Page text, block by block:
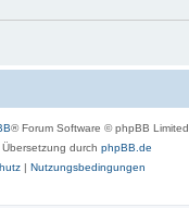
® Forum Software © phpBB Limited
durch phpBB.de
| Nutzungsbedingungen